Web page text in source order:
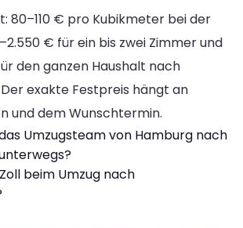
80–110 € pro Kubikmeter bei der
€ für ein bis zwei Zimmer und
den ganzen Haushalt nach
exakte Festpreis hängt an
und dem Wunschtermin.
Umzugsteam von Hamburg nach
beim Umzug nach